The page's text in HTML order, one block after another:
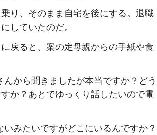
り、そのまま自宅を後にする。退職
していたのだ。
戻ると、案の定母親からの手紙や食
から聞きましたが本当ですか？どう
か？あとでゆっくり話したいので電
みたいですがどこにいるんですか？